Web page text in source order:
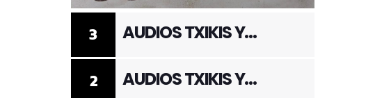
2 AUDIOS TXIKIS Y
3 AUDIOS TXIKIS Y